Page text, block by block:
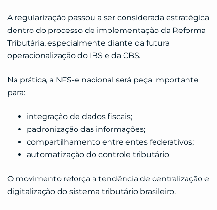
A regularização passou a ser considerada estratégica
dentro do processo de implementação da Reforma
Tributária, especialmente diante da futura
operacionalização do IBS e da CBS.
Na prática, a NFS-e nacional será peça importante
para:
integração de dados fiscais;
padronização das informações;
compartilhamento entre entes federativos;
automatização do controle tributário.
O movimento reforça a tendência de centralização e
digitalização do sistema tributário brasileiro.